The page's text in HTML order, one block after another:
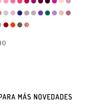
MÁS NOVEDADES